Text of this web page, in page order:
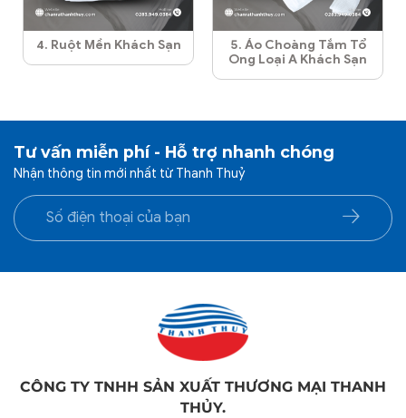
4. Ruột Mền Khách Sạn
5. Áo Choàng Tắm Tổ
Ong Loại A Khách Sạn
Tư vấn miễn phí - Hỗ trợ nhanh chóng
Nhận thông tin mới nhất từ Thanh Thuỷ
CÔNG TY TNHH SẢN XUẤT THƯƠNG MẠI THANH
THỦY.